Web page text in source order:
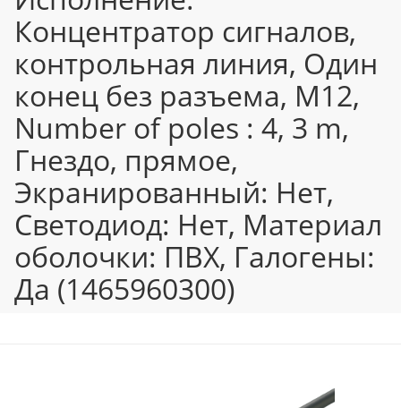
Концентратор сигналов,
контрольная линия, Один
конец без разъема, M12,
Number of poles : 4, 3 m,
Гнездо, прямое,
Экранированный: Нет,
Светодиод: Нет, Материал
оболочки: ПВХ, Галогены:
Да (1465960300)